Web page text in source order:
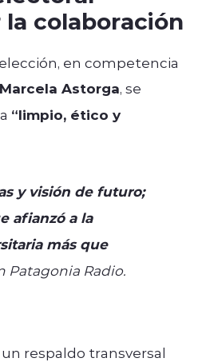
colaboración
en competencia
Marcela Astorga, se
“limpio, ético y
y visión de futuro;
afianzó a la
más que
Patagonia Radio.
respaldo transversal